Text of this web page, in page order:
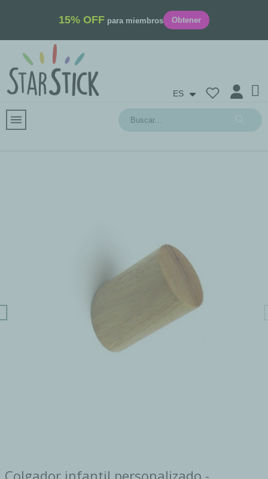
15% OFF para miembros Obtener
ES
Colgador infantil personalizado -